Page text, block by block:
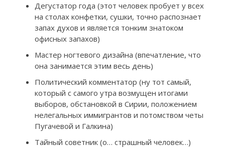
Дегустатор года (этот человек пробует у всех
на столах конфетки, сушки, точно распознает
запах духов и является тонким знатоком
офисных запахов)
Мастер ногтевого дизайна (впечатление, что
она занимается этим весь день)
Политический комментатор (ну тот самый,
который с самого утра возмущен итогами
выборов, обстановкой в Сирии, положением
нелегальных иммигрантов и потомством четы
Пугачевой и Галкина)
Тайный советник (о… страшный человек…)